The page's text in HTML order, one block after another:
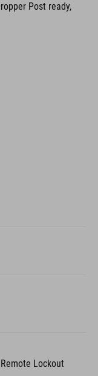
Post ready,
Lockout